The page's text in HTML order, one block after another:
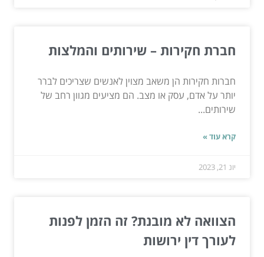
חברת חקירות – שירותים והמלצות
חברות חקירות הן משאב מצוין לאנשים שצריכים לברר
יותר על אדם, עסק או מצב. הם מציעים מגוון רחב של
שירותים...
קרא עוד »
יונ 21, 2023
הצוואה לא מובנת? זה הזמן לפנות
לעורך דין ירושות